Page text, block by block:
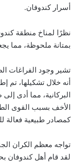
أسرار كندوفان.
نظرًا لمناخ منطقة
بمتانة ملحوظة، مما
تشير وجود الفراغات
أنه خلال تشكيلها، تم
البركانية، مما أدى
الأخف بسبب القوى
كمصادر طبيعية فعالة
تواجه معظم الكران
لقد قام أهل كندوفان